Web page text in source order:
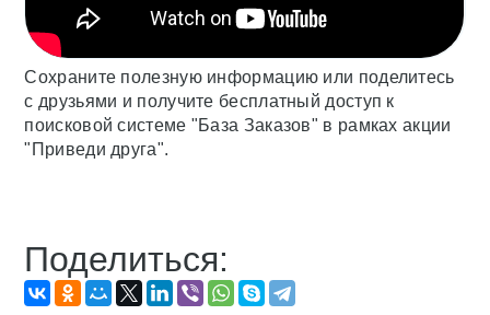
Сохраните полезную информацию или поделитесь
с друзьями и получите бесплатный доступ к
поисковой системе "База Заказов" в рамках акции
"Приведи друга".
Поделиться: